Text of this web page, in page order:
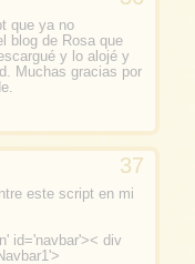
que ya no
blog de Rosa que
y lo alojé y
Muchas gracias por
este script en mi
id='navbar'>< div